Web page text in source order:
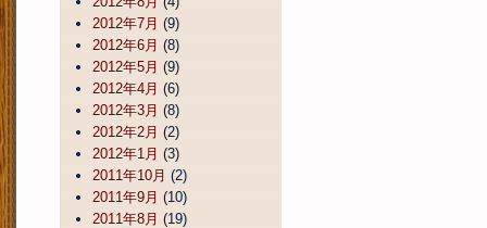
2012年7月 (9)
2012年6月 (8)
2012年5月 (9)
2012年4月 (6)
2012年3月 (8)
2012年2月 (2)
2012年1月 (3)
2011年10月 (2)
2011年9月 (10)
2011年8月 (19)